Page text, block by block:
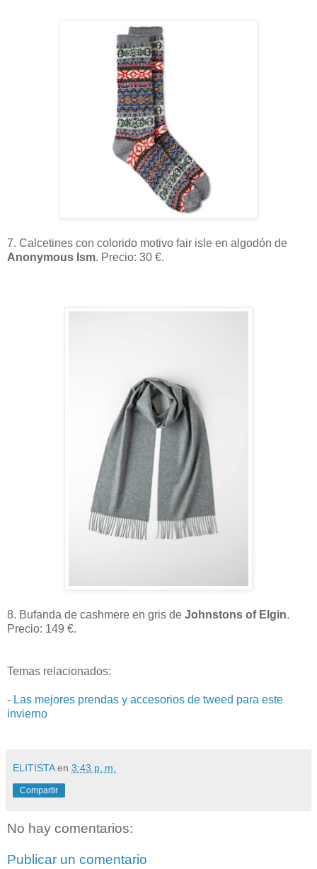
7. Calcetines con colorido motivo fair isle en algodón de
Anonymous Ism. Precio: 30 €.
8. Bufanda de cashmere en gris de Johnstons of Elgin.
Precio: 149 €.
Temas relacionados:
- Las mejores prendas y accesorios de tweed para este
invierno
ELITISTA en 3:43 p. m.
Compartir
No hay comentarios:
Publicar un comentario